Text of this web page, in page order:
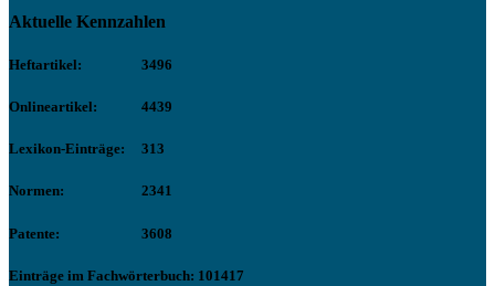
Aktuelle Kennzahlen
Heftartikel: 3496
Onlineartikel: 4439
Lexikon-Einträge: 313
Normen: 2341
Patente: 3608
Einträge im Fachwörterbuch: 101417